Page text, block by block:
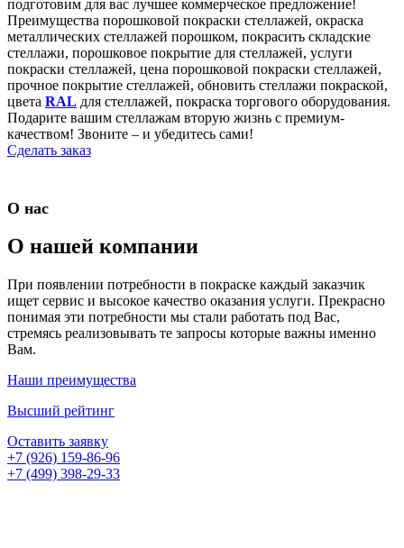
подготовим для вас лучшее коммерческое предложение!
Преимущества порошковой покраски стеллажей, окраска
металлических стеллажей порошком, покрасить складские
стеллажи, порошковое покрытие для стеллажей, услуги
покраски стеллажей, цена порошковой покраски стеллажей,
прочное покрытие стеллажей, обновить стеллажи покраской,
цвета RAL для стеллажей, покраска торгового оборудования.
Подарите вашим стеллажам вторую жизнь с премиум-
качеством! Звоните – и убедитесь сами!
Сделать заказ
О нас
О нашей компании
При появлении потребности в покраске каждый заказчик
ищет сервис и высокое качество оказания услуги. Прекрасно
понимая эти потребности мы стали работать под Вас,
стремясь реализовывать те запросы которые важны именно
Вам.
Наши преимущества
Высший рейтинг
Оставить заявку
+7 (926) 159-86-96
+7 (499) 398-29-33